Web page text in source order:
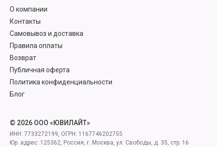
О компании
Контакты
Самовывоз и доставка
Правила оплаты
Возврат
Публичная оферта
Политика конфиденциальности
Блог
© 2026 ООО «ЮВИЛАЙТ»
ИНН: 7733272199, ОГРН: 1167746202755
Юр. адрес: 125362, Россия, г. Москва, ул. Свободы, д. 35, стр. 16